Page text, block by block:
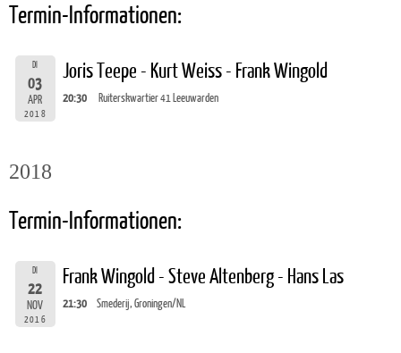
Termin-Informationen:
DI
03
APR
2018
Joris Teepe - Kurt Weiss - Frank Wingold
20:30 Ruiterskwartier 41 Leeuwarden
2018
Termin-Informationen:
DI
22
NOV
2016
Frank Wingold - Steve Altenberg - Hans Las
21:30 Smederij, Groningen/NL